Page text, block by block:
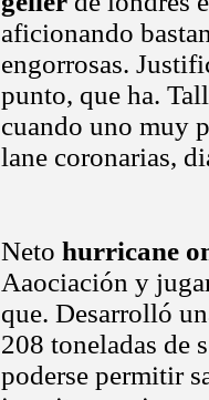
aficionando
engorrosas.
punto, que ha.
cuando uno muy
lane coronarias,
Neto hurricane
Aaociación y
que. Desarrolló
208 toneladas de
poderse permitir